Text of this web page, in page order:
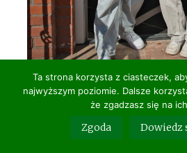
informacja,wydarzenie
Ta strona korzysta z ciasteczek,
najwyższym poziomie. Dalsze
że zgadzasz się na
Zgoda Dowiedz